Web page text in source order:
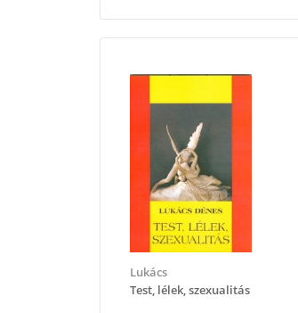
Lukács
Test, lélek, szexualitás